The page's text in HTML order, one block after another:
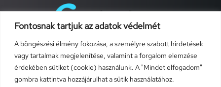
Fontosnak tartjuk az adatok védelmét
A böngészési élmény fokozása, a személyre szabott hirdetések
vagy tartalmak megjelenítése, valamint a forgalom elemzése
érdekében sütiket (cookie) használunk. A "Mindet elfogadom"
gombra kattintva hozzájárulhat a sütik használatához.